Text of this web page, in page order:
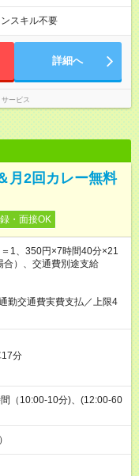
スキル不要
詳細へ
ービス
月2回カレー無料
・面接OK
1、350円×7時間40分×21
合）、交通費別途支給
勤交通費実費支払／上限4
17分
（10:00-10分)、(12:00-60